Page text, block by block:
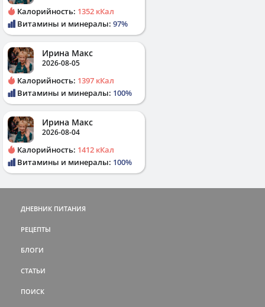
Калорийность: 1352 кКал
Витамины и минералы: 97%
Ирина Макс
2026-08-05
Калорийность: 1397 кКал
Витамины и минералы: 100%
Ирина Макс
2026-08-04
Калорийность: 1412 кКал
Витамины и минералы: 100%
ДНЕВНИК ПИТАНИЯ
РЕЦЕПТЫ
БЛОГИ
СТАТЬИ
ПОИСК